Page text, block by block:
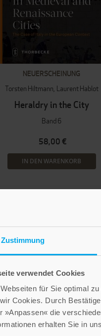
Zustimmung
verwendet Cookies
für Sie optimal
Cookies. Durch
»Anpassen« die
erhalten Sie in
NEUERSCHEINUNG
Torsten Hiltmann Laurent Hablot
Heraldry in the City
Band 6
58,00 €
IN DEN WARENKORB